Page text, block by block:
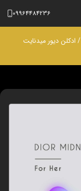
09964484236
/ ادکلن دیور میدنایت